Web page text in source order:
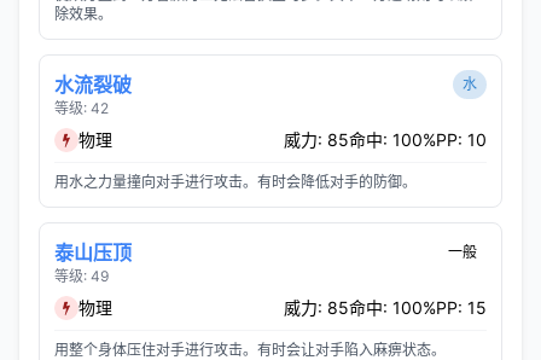
除效果。
水流裂破
等级: 42
水
物理 威力: 85命中: 100%PP: 10
用水之力量撞向对手进行攻击。有时会降低对手的防御。
泰山压顶
等级: 49
一般
物理 威力: 85命中: 100%PP: 15
用整个身体压住对手进行攻击。有时会让对手陷入麻痹状态。